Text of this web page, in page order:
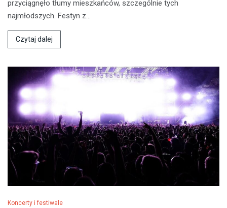
przyciągnęło tłumy mieszkańców, szczególnie tych
najmłodszych. Festyn z…
Czytaj dalej
Koncerty i festiwale